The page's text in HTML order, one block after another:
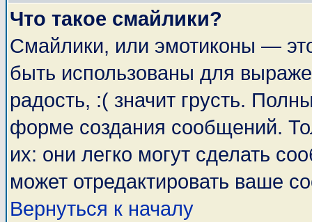
Что такое смайлики?
Смайлики, или эмотиконы —
быть использованы для
радость, :( значит грусть.
форме создания сообщений.
их: они легко могут сделать
может отредактировать ваше
Вернуться к началу